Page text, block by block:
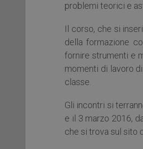
problemi teorici e
Il corso, che si
della formazione
fornire strumenti e
momenti di lavoro
classe.
Gli incontri si
e il 3 marzo 2016,
che si trova sul sito